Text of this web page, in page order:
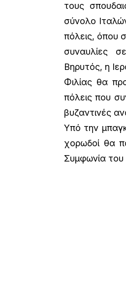
τους
σύνολο
πόλεις, όπου
συναυλίες
Βηρυτός, η
Φιλίας θα
πόλεις που
βυζαντινές
Υπό την
χορωδοί θα
Συμφωνία